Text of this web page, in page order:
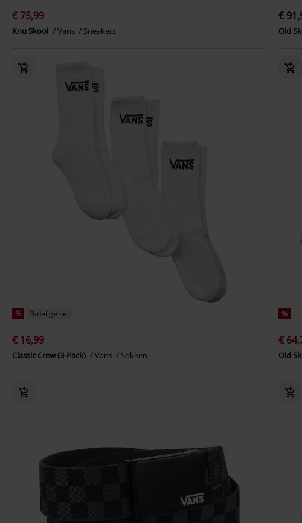
€ 75,99
Knu Skool Vans Sneakers
€
Old
% 3-delige set
€ 16,99
Classic Crew (3-Pack) Vans Sokken
%
€
Old